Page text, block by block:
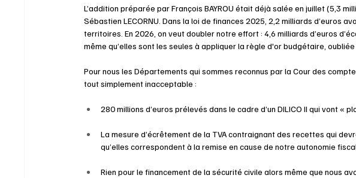
L’addition préparée par François BAYROU était déjà salée en juillet (5,3
Sébastien LECORNU. Dans la loi de finances 2025, 2,2 milliards d’euros
territoires. En 2026, on veut doubler notre effort : 4,6 milliards d’euros
même qu’elles sont les seules à appliquer la règle d'or budgétaire,
Pour nous les Départements qui sommes reconnus par la Cour des
tout simplement inacceptable :
280 millions d’euros prélevés dans le cadre d’un DILICO II qui vont «
La mesure d’écrêtement de la TVA contraignant des recettes qui
qu’elles correspondent à la remise en cause de notre autonomie
Rien pour le financement de la sécurité civile alors même que nous